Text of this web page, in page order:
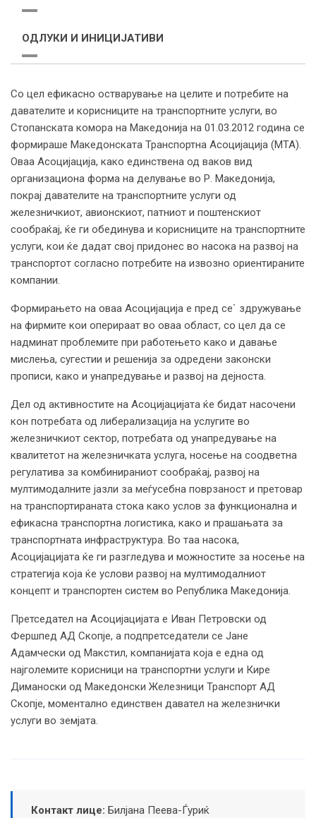
ОДЛУКИ И ИНИЦИЈАТИВИ
Со цел ефикасно остварување на целите и потребите на
давателите и корисниците на транспортните услуги, во
Стопанската комора на Македонија на 01.03.2012 година се
формираше Македонската Транспортна Асоцијација (МТА).
Оваа Асоцијација, како единствена од ваков вид
организациона форма на делување во Р. Македонија,
покрај давателите на транспортните услуги од
железничкиот, авионскиот, патниот и поштенскиот
сообраќај, ќе ги обединува и корисниците на транспортните
услуги, кои ќе дадат свој придонес во насока на развој на
транспортот согласно потребите на извозно ориентираните
компании.
Формирањето на оваа Асоцијација е пред се` здружување
на фирмите кои оперираат во оваа област, со цел да се
надминат проблемите при работењето како и давање
мислења, сугестии и решенија за одредени законски
прописи, како и унапредување и развој на дејноста.
Дел од активностите на Асоцијацијата ќе бидат насочени
кон потребата од либерализација на услугите во
железничкиот сектор, потребата од унапредување на
квалитетот на железничката услуга, носење на соодветна
регулатива за комбинираниот сообраќај, развој на
мултимодалните јазли за меѓусебна поврзаност и претовар
на транспортираната стока како услов за функционална и
ефикасна транспортна логистика, како и прашањата за
транспортната инфраструктура. Во таа насока,
Асоцијацијата ќе ги разгледува и можностите за носење на
стратегија која ќе услови развој на мултимодалниот
концепт и транспортен систем во Република Македонија.
Претседател на Асоцијацијата е Иван Петровски од
Фершпед АД Скопје, а подпретседатели се Јане
Адамчески од Макстил, компанијата која е една од
најголемите корисници на транспортни услуги и Кире
Диманоски од Македонски Железници Транспорт АД
Скопје, моментално единствен давател на железнички
услуги во земјата.
Контакт лице: Билјана Пеева-Ѓуриќ